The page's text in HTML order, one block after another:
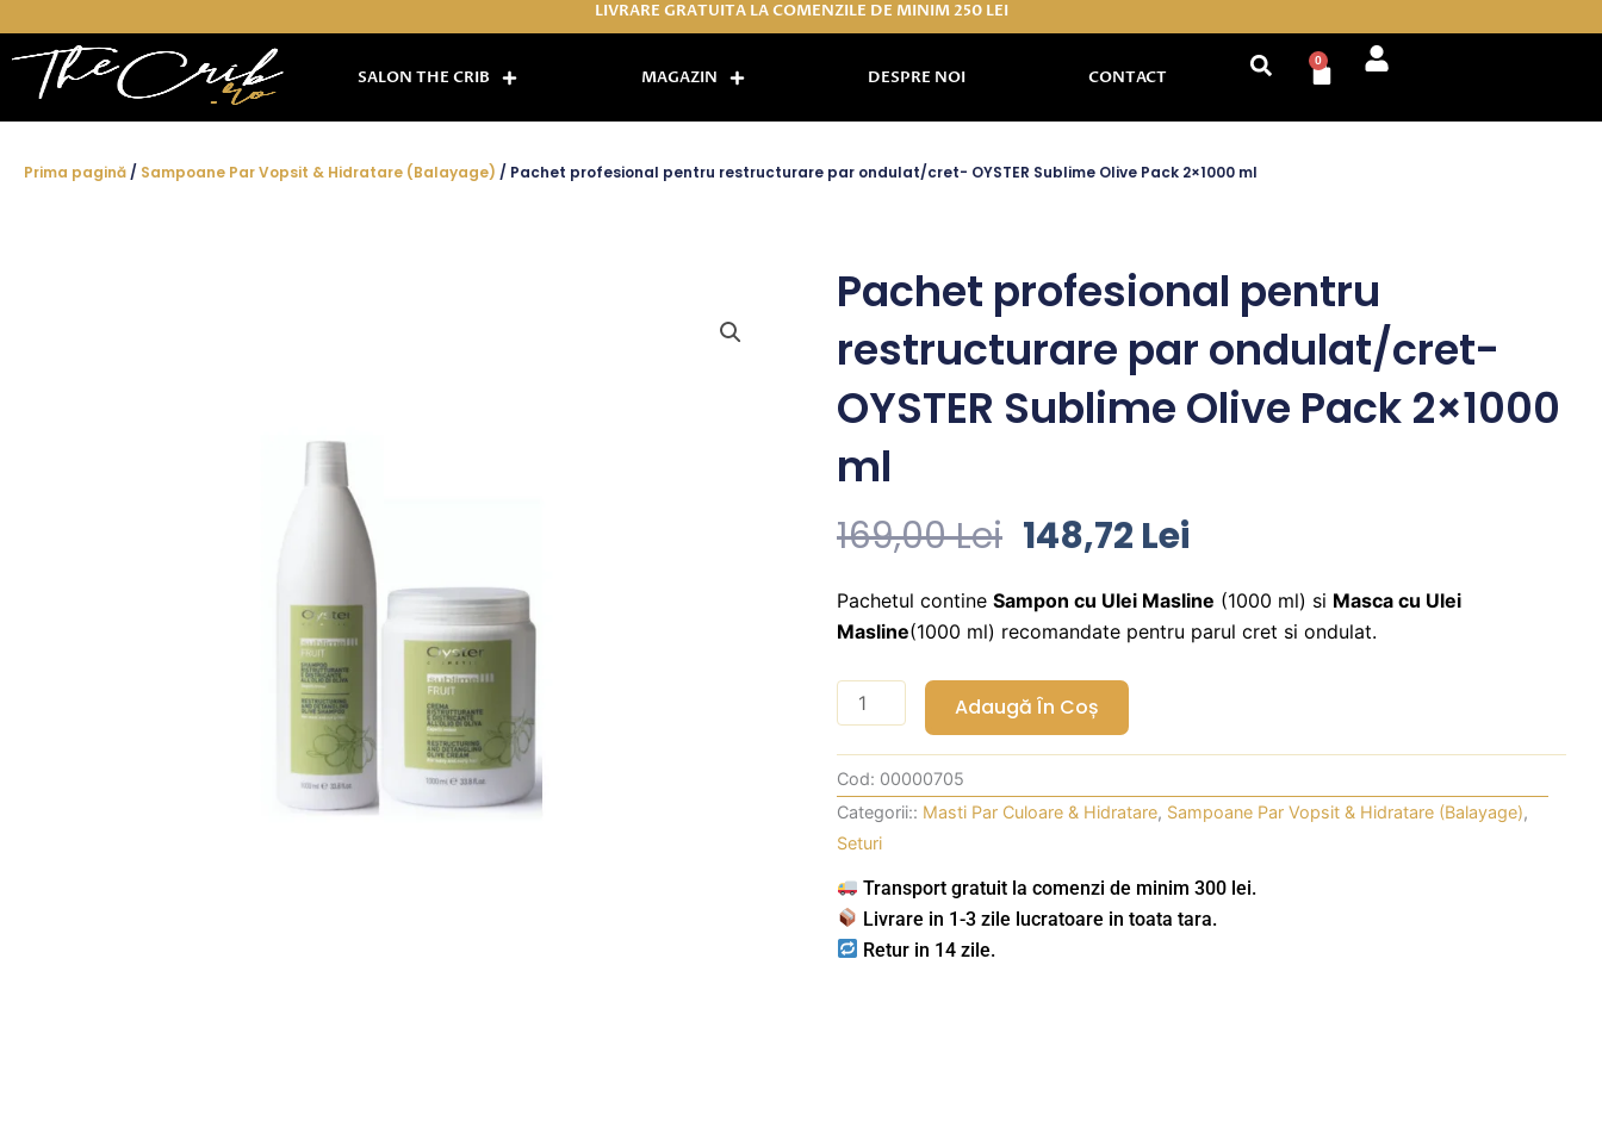
content
LIVRARE GRATUITA LA COMENZILE DE MINIM 250 LEI
SALON THE CRIB MAGAZIN DESPRE NOI CONTACT
0
Cart
Prima pagină / Sampoane Par Vopsit & Hidratare (Balayage) / Pachet profesional pentru restructurare par ondulat/cret- OYSTER Sublime Olive Pack 2×1000 ml
Pachet profesional pentru
restructurare par ondulat/cret-
OYSTER Sublime Olive Pack 2×1000
ml
169,00Lei Prețul
A
Fost:
169,00 Lei.
148,72 Lei
Este:
148,72 Lei.
Pachetul contine Sampon cu Ulei Masline (1000 ml) si Masca cu Ulei
Masline(1000 ml) recomandate pentru parul cret si ondulat.
Cantitate
Pachet
profesional
pentru
restructurare
par
ondulat/cret-
OYSTER
Sublime
Adaugă În Coș
Cod: 00000705
Categorii:: Masti Par Culoare & Hidratare, Sampoane Par Vopsit & Hidratare (Balayage),
Seturi
Transport gratuit la comenzi de minim 300 lei.
Livrare in 1-3 zile lucratoare in toata tara.
Retur in 14 zile.